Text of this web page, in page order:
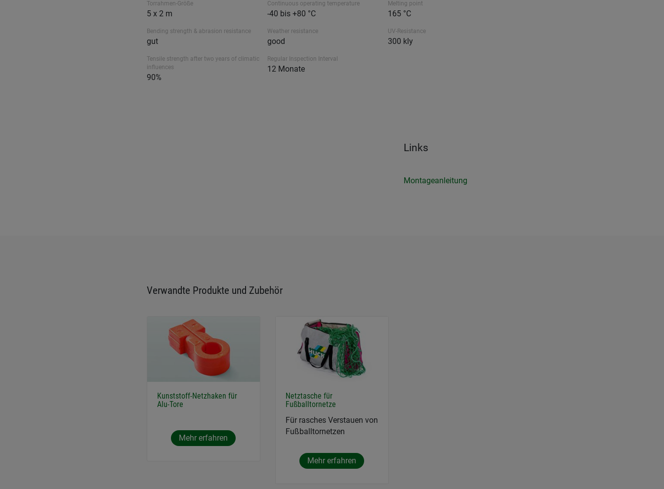
Torrahmen-Größe
5 x 2 m
Continuous operating temperature
-40 bis +80 °C
Melting point
165 °C
Bending strength & abrasion resistance
gut
Weather resistance
good
UV-Resistance
300 kly
Tensile strength after two years of climatic
influences
90%
Regular Inspection Interval
12 Monate
Links
Montageanleitung
Verwandte Produkte und Zubehör
Kunststoff-Netzhaken für
Alu-Tore
Mehr erfahren
Netztasche für
Fußballtornetze
Für rasches Verstauen von
Fußballtornetzen
Mehr erfahren